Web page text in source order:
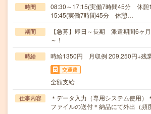
時間
08:30～17:15(実働7時間45分 休憩
15:45(実働7時間45分 休憩…
期間
【急募】即日～長期 派遣期間6ヶ
～！
時給 時給1350円 月収例 209,250円+残
交通費
全額支給
仕事内容
＊データ入力（専用システム使用）
ファイルの送付＊納品にて外出（